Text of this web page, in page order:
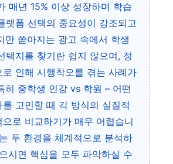
매년 15% 이상 성장하며 학습
랫폼 선택의 중요성이 강조되고
만 쏟아지는 광고 속에서 학생
택지를 찾기란 쉽지 않으며, 정
로 인해 시행착오를 겪는 사례가
히 중학생 인강 vs 학원 – 어떤
를 고민할 때 각 방식의 실질적
로 비교하기가 매우 어렵습니
두 환경을 체계적으로 분석하
시면 핵심을 모두 파악하실 수